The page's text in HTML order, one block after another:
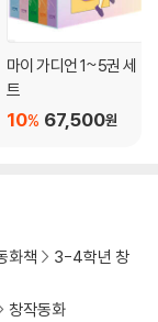
마이 가디언 1~5권 세
트
67,500원
10%
화책
3-4학년 창
창작동화